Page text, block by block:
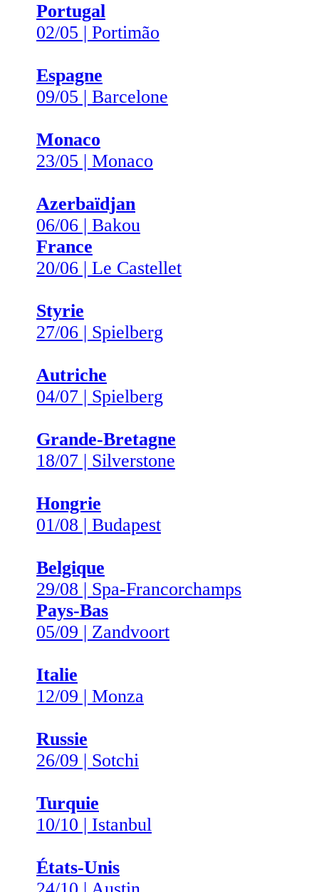
Portugal
02/05 | Portimão
Espagne
09/05 | Barcelone
Monaco
23/05 | Monaco
Azerbaïdjan
06/06 | Bakou
France
20/06 | Le Castellet
Styrie
27/06 | Spielberg
Autriche
04/07 | Spielberg
Grande-Bretagne
18/07 | Silverstone
Hongrie
01/08 | Budapest
Belgique
29/08 | Spa-Francorchamps
Pays-Bas
05/09 | Zandvoort
Italie
12/09 | Monza
Russie
26/09 | Sotchi
Turquie
10/10 | Istanbul
États-Unis